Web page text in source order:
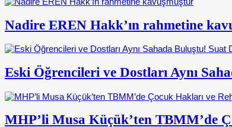
Nadire EREN Hakk’ın rahmetine
Eski Öğrencileri ve Dostları Aynı
MHP’li Musa Küçük’ten TBMM’de